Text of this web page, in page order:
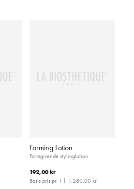
Forming Lotion
Formgivende stylinglotion
192,00 kr
Basis pris pr. 1 l: 1.280,00 kr